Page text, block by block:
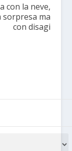
con la neve,
sorpresa ma
con disagi